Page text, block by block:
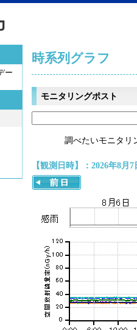
ー
時系列グラフ
モニタリングポスト
調べたいモニタリ
【観測日時】：2026年8月